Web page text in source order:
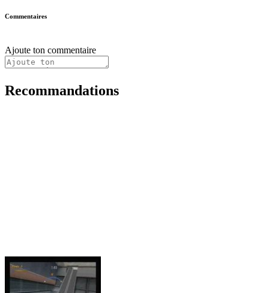
Commentaires
Ajoute ton commentaire
Recommandations